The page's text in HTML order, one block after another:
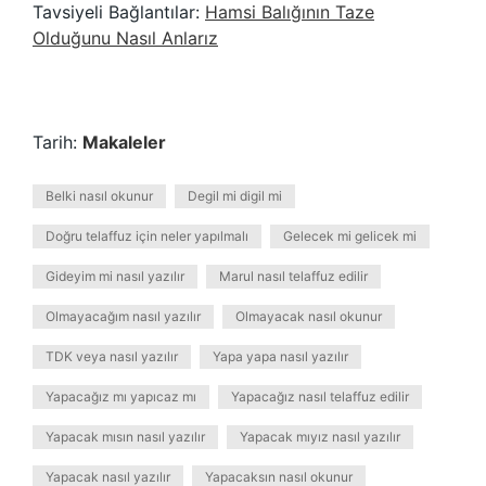
Tavsiyeli Bağlantılar: Hamsi Balığının Taze
Olduğunu Nasıl Anlarız
Tarih: Makaleler
Belki nasıl okunur Degil mi digil mi
Doğru telaffuz için neler yapılmalı Gelecek mi gelicek mi
Gideyim mi nasıl yazılır Marul nasıl telaffuz edilir
Olmayacağım nasıl yazılır Olmayacak nasıl okunur
TDK veya nasıl yazılır Yapa yapa nasıl yazılır
Yapacağız mı yapıcaz mı Yapacağız nasıl telaffuz edilir
Yapacak mısın nasıl yazılır Yapacak mıyız nasıl yazılır
Yapacak nasıl yazılır Yapacaksın nasıl okunur